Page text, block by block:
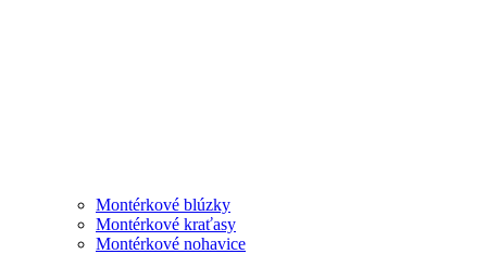
Montérkové blúzky
Montérkové kraťasy
Montérkové nohavice